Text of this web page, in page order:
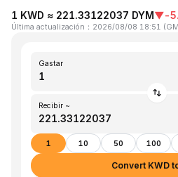
1 KWD ≈ 221.33122037 DYM▼-
Última actualización ： 2026/08/08 18:51 (
Gastar
Recibir ~
1 10 50 100
Convert KWD